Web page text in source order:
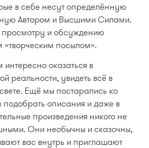
в себе несут определённую
Автором и Высшими Силами.
и обсуждению
«творческим посылом».
оказаться в
реальности, увидеть всё в
Ещё мы постарались ко
описания и даже в
произведения никого не
Они необычны и сказочны,
вас внутрь и приглашают